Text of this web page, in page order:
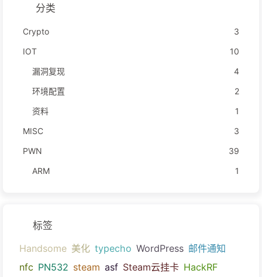
分类
Crypto
3
IOT
10
漏洞复现
4
环境配置
2
资料
1
MISC
3
PWN
39
ARM
1
标签
Handsome 美化 typecho WordPress 邮件通知
nfc PN532 steam asf Steam云挂卡 HackRF